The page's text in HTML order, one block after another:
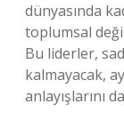
dünyasında
toplumsal
Bu liderler,
kalmayacak,
anlayışlarını